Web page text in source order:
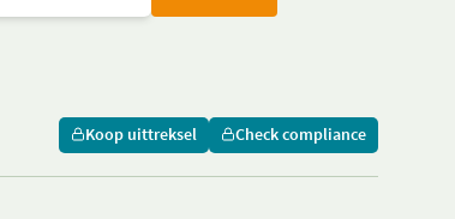
Koop uittreksel Check compliance